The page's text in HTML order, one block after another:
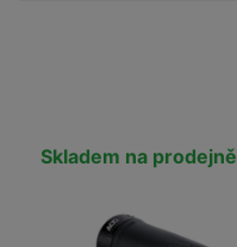
Skladem na prodejně